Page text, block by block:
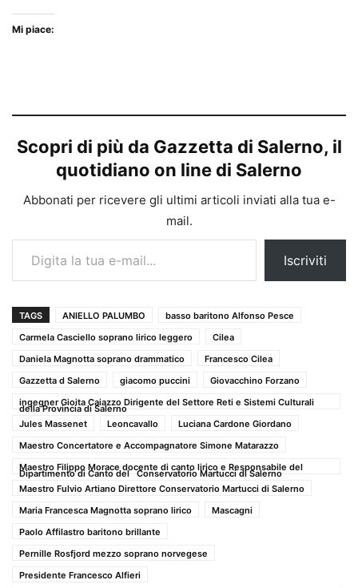
Mi piace:
Scopri di più da Gazzetta di Salerno, il
quotidiano on line di Salerno
Abbonati per ricevere gli ultimi articoli inviati alla tua e-
mail.
Digita la tua e-mail...
Iscriviti
TAGS ANIELLO PALUMBO
basso baritono Alfonso Pesce
Carmela Casciello soprano lirico leggero
Cilea
Daniela Magnotta soprano drammatico
Francesco Cilea
Gazzetta d Salerno
giacomo puccini
Giovacchino Forzano
ingegner Gioita Caiazzo Dirigente del Settore Reti e Sistemi Culturali
della Provincia di Salerno
Jules Massenet
Leoncavallo
Luciana Cardone Giordano
Maestro Concertatore e Accompagnatore Simone Matarazzo
Maestro Filippo Morace docente di canto lirico e Responsabile del
Dipartimento di Canto del Conservatorio Martucci di Salerno
Maestro Fulvio Artiano Direttore Conservatorio Martucci di Salerno
Maria Francesca Magnotta soprano lirico
Mascagni
Paolo Affilastro baritono brillante
Pernille Rosfjord mezzo soprano norvegese
Presidente Francesco Alfieri